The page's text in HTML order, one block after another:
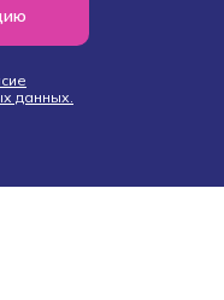
данных.